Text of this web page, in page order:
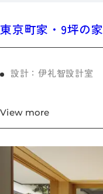
東京町家・9坪の家
設計：伊礼智設計室
View more